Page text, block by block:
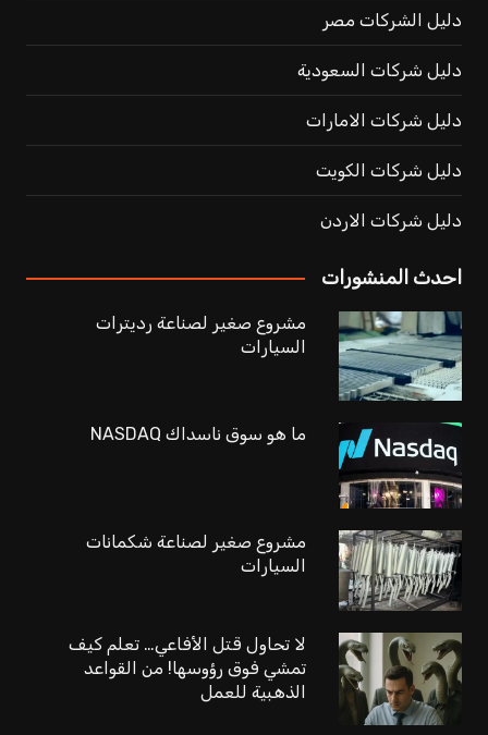
دليل الشركات مصر
دليل شركات السعودية
دليل شركات الامارات
دليل شركات الكويت
دليل شركات الاردن
احدث المنشورات
مشروع صغير لصناعة رديترات
السيارات
ما هو سوق ناسداك NASDAQ
مشروع صغير لصناعة شكمانات
السيارات
لا تحاول قتل الأفاعي… تعلم كيف
تمشي فوق رؤوسها! من القواعد
الذهبية للعمل